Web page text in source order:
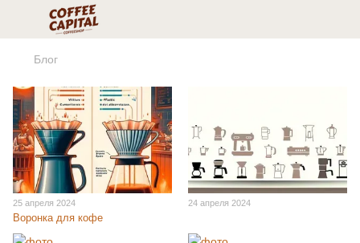
Блог
25 апреля 2024
Воронка для кофе
24 апреля 2024